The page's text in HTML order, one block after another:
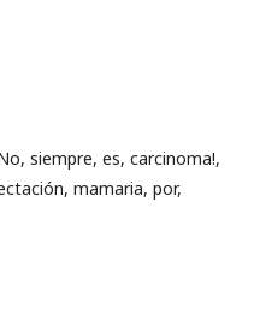
siempre, es, carcinoma!,
mamaria, por,